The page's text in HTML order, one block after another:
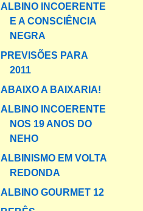
ALBINO INCOERENTE
E A CONSCIÊNCIA
NEGRA
PREVISÕES PARA
2011
ABAIXO A BAIXARIA!
ALBINO INCOERENTE
NOS 19 ANOS DO
NEHO
ALBINISMO EM VOLTA
REDONDA
ALBINO GOURMET 12